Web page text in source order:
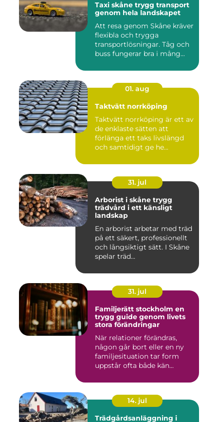
Taxi skåne trygg transport
genom hela landskapet
Att resa genom Skåne kräver
flexibla och trygga
transportlösningar. Tåg och
buss fungerar bra i mång...
01. aug
Taktvätt norrköping
Taktvätt norrköping är ett av
de enklaste sätten att
förlänga ett taks livslängd
och samtidigt ge he...
31. jul
Arborist i skåne trygg
trädvård i ett känsligt
landskap
En arborist arbetar med träd
på ett säkert, professionellt
och långsiktigt sätt. I Skåne
spelar träd...
31. jul
Familjerätt stockholm en
trygg guide genom livets
stora förändringar
När relationer förändras,
någon går bort eller en ny
familjesituation tar form
uppstår ofta både kän...
14. jul
Trädgårdsanläggning i